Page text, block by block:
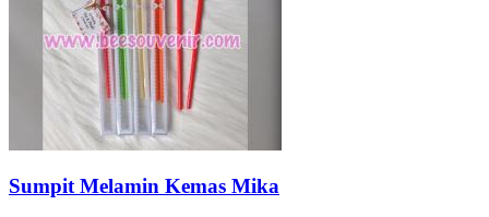
Sumpit Melamin Kemas Mika